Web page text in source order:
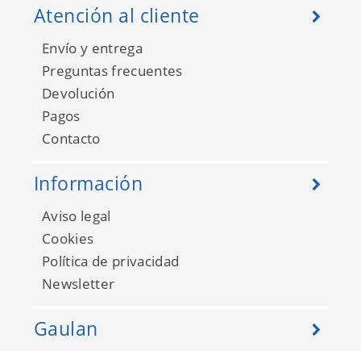
Matieres Wood 337222
Atención al cliente
Envío y entrega
Preguntas frecuentes
Devolución
Pagos
Contacto
Información
Aviso legal
Cookies
Política de privacidad
Newsletter
Gaulan